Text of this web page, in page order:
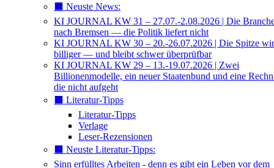
⬛️ Neuste News:
KI JOURNAL KW 31 – 27.07.-2.08.2026 | Die
nach Bremsen — die Politik liefert nicht
KI JOURNAL KW 30 – 20.-26.07.2026 | Die Spitze
billiger — und bleibt schwer überprüfbar
KI JOURNAL KW 29 – 13.-19.07.2026 | Zwei
Billionenmodelle, ein neuer Staatenbund und eine
die nicht aufgeht
⬛️ Literatur-Tipps
Literatur-Tipps
Verlage
Leser-Rezensionen
⬛️ Neuste Literatur-Tipps:
Sinn erfülltes Arbeiten - denn es gibt ein Leben vor dem